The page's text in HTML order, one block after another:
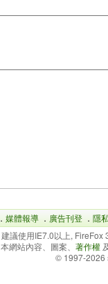
． 媒體報導 ． 廣告刊登 ． 隱
建議使用IE7.0以上,
本網站內容、圖案、 著作權
© 1997-2026